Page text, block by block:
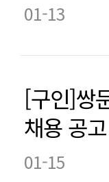
01-13
[구인]쌍
채용 공고
01-15